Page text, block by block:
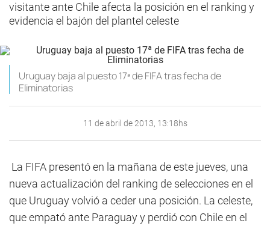
visitante ante Chile afecta la posición en el ranking y
evidencia el bajón del plantel celeste
Uruguay baja al puesto 17ª de FIFA tras fecha de
Eliminatorias
11 de abril de 2013, 13:18hs
La FIFA presentó en la mañana de este jueves, una
nueva actualización del ranking de selecciones en el
que Uruguay volvió a ceder una posición. La celeste,
que empató ante Paraguay y perdió con Chile en el